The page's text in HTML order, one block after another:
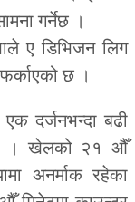
गर्नेछ ।
ए डिभिजन लिग
छ ।
दर्जनभन्दा बढी
। खेलको २१ औँ
अनर्माक रहेका